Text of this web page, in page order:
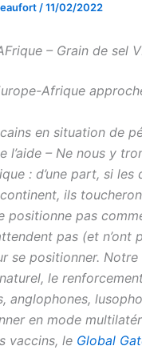
/11/02/2022
– Grain de sel
Afrique
en situation de
l’aide – Ne nous y
: d’une part, si
ils
positionne pas
pas (et
se positionner.
le
anglophones,
en mode
vaccins, le Global